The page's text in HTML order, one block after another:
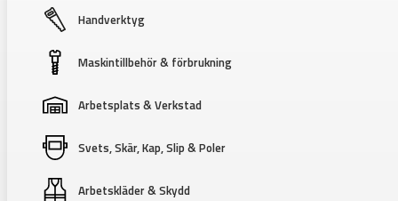
Handverktyg
Maskintillbehör & förbrukning
Arbetsplats & Verkstad
Svets, Skär, Kap, Slip & Poler
Arbetskläder & Skydd